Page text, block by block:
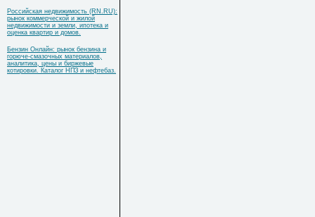
Российская недвижимость (RN.RU):
рынок коммерческой и жилой
недвижимости и земли, ипотека и
оценка квартир и домов.
Бензин Онлайн: рынок бензина и
горюче-смазочных материалов,
аналитика, цены и биржевые
котировки. Каталог НПЗ и нефтебаз.